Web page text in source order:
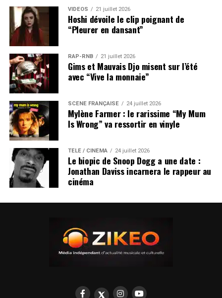
VIDEOS 21 juillet 2026
Hoshi dévoile le clip poignant de
“Pleurer en dansant”
RAP-RNB 21 juillet 2026
Gims et Mauvais Djo misent sur l’été
avec “Vive la monnaie”
SCÈNE FRANÇAISE 24 juillet 2026
Mylène Farmer : le rarissime “My Mum
Is Wrong” va ressortir en vinyle
TÉLÉ / CINÉMA 24 juillet 2026
Le biopic de Snoop Dogg a une date :
Jonathan Daviss incarnera le rappeur au
cinéma